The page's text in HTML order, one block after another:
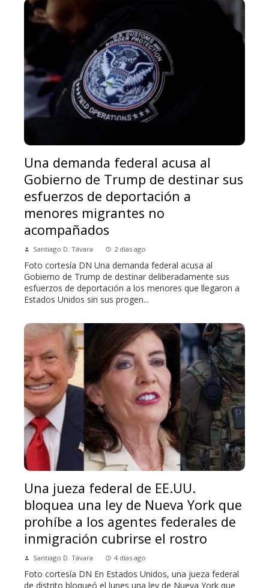
Una demanda federal acusa al
Gobierno de Trump de destinar sus
esfuerzos de deportación a
menores migrantes no
acompañados
Santiago D. Távara 2 días ago
Foto cortesía DN Una demanda federal acusa al
Gobierno de Trump de destinar deliberadamente sus
esfuerzos de deportación a los menores que llegaron a
Estados Unidos sin sus progen...
Una jueza federal de EE.UU.
bloquea una ley de Nueva York que
prohíbe a los agentes federales de
inmigración cubrirse el rostro
Santiago D. Távara 4 días ago
Foto cortesía DN En Estados Unidos, una jueza federal
de distrito bloqueó el lunes una ley de Nueva York que